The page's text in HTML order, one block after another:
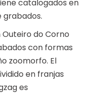
catalogados en
grabados.
do Corno
con formas
zoomorfo. El
en franjas
es